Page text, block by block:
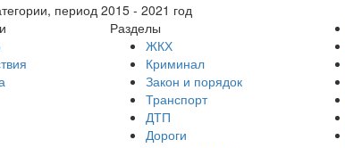
период 2015 - 2021 год
Разделы
ЖКХ
Криминал
Закон и порядок
Транспорт
ДТП
Дороги